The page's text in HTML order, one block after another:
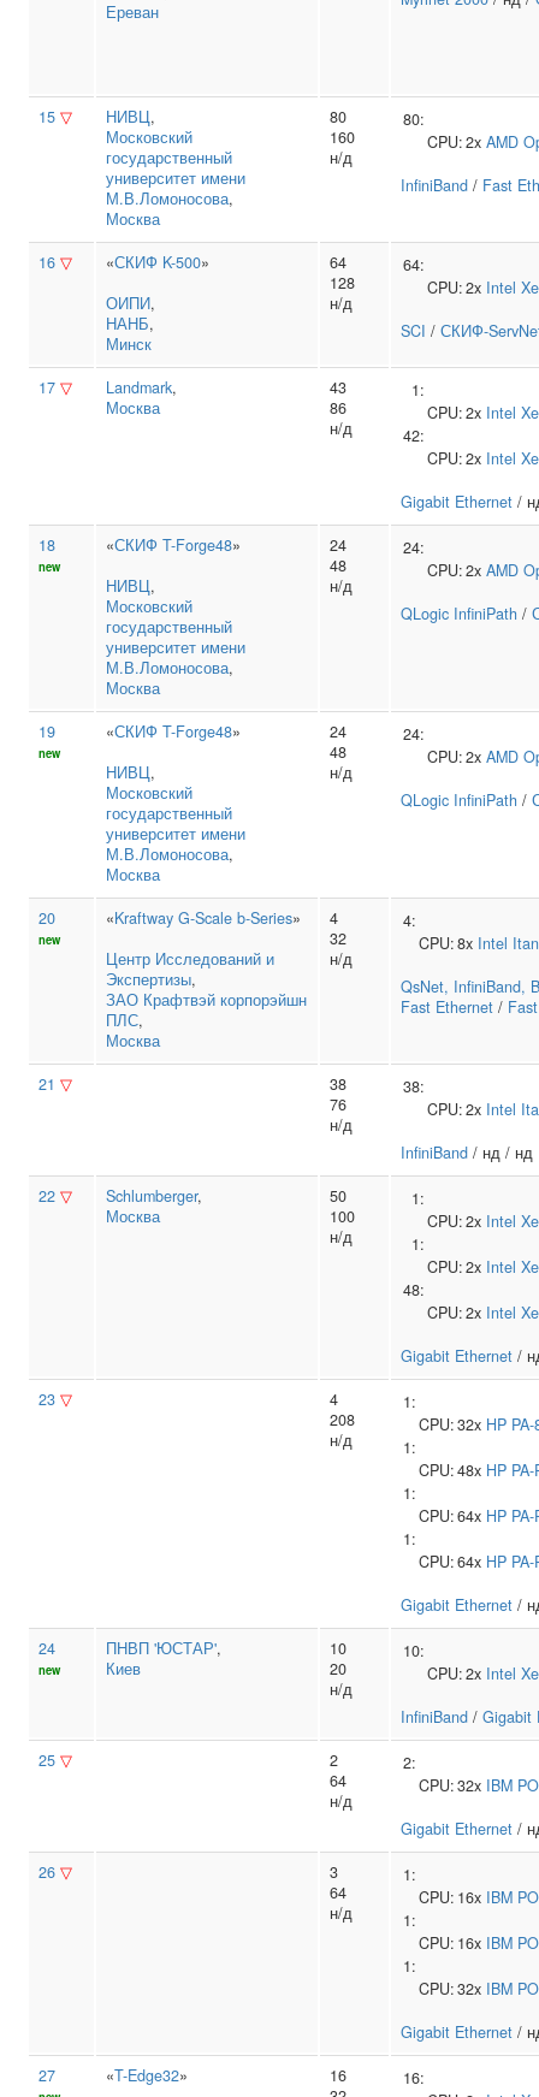
Ереван
15 ▽ НИВЦ,
Московский
государственный
университет имени
М.В.Ломоносова,
Москва
80
160
н/д
80:
CPU:2x AMD
InfiniBand / Fast
16 ▽ «СКИФ K-500»
ОИПИ,
НАНБ,
Минск
64
128
н/д
64:
CPU:2x Intel
SCI / СКИФ-
17 ▽ Landmark,
Москва
43
86
н/д
1:
CPU:2x Intel
42:
CPU:2x Intel
Gigabit Ethernet /
18
new
«СКИФ T-Forge48»
НИВЦ,
Московский
государственный
университет имени
М.В.Ломоносова,
Москва
24
48
н/д
24:
CPU:2x AMD
QLogic InfiniPath /
19
new
«СКИФ T-Forge48»
НИВЦ,
Московский
государственный
университет имени
М.В.Ломоносова,
Москва
24
48
н/д
24:
CPU:2x AMD
QLogic InfiniPath /
20
new
«Kraftway G-Scale b-Series»
Центр Исследований и
Экспертизы,
ЗАО Крафтвэй корпорэйшн
ПЛС,
Москва
4
32
н/д
4:
CPU:8x Intel
QsNet, InfiniBand,
Fast Ethernet /
21 ▽
38
76
н/д
38:
CPU:2x Intel
InfiniBand / нд / нд
22 ▽ Schlumberger,
Москва
50
100
н/д
1:
CPU:2x Intel
1:
CPU:2x Intel
48:
CPU:2x Intel
Gigabit Ethernet /
23 ▽
4
208
н/д
1:
CPU:32x HP
1:
CPU:48x HP
1:
CPU:64x HP
1:
CPU:64x HP
Gigabit Ethernet /
24
new
ПНВП 'ЮСТАР',
Киев
10
20
н/д
10:
CPU:2x Intel
InfiniBand / Gigabit
25 ▽
2
64
н/д
2:
CPU:32x IBM
Gigabit Ethernet /
26 ▽
3
64
н/д
1:
CPU: 16x IBM
1:
CPU: 16x IBM
1:
CPU:32x IBM
Gigabit Ethernet /
27
«T-Edge32»
16
16: